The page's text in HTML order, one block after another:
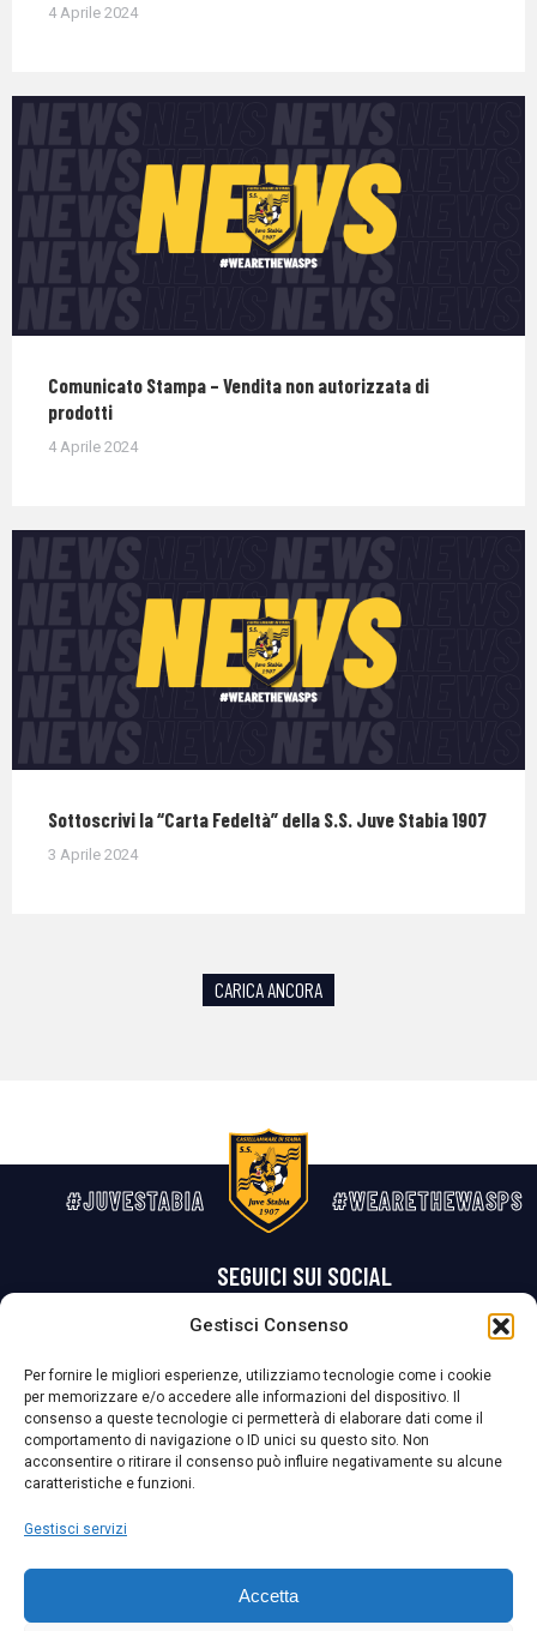
Gestisci Consenso
Per fornire le migliori esperienze, utilizziamo tecnologie come i cookie
per memorizzare e/o accedere alle informazioni del dispositivo. Il
consenso a queste tecnologie ci permetterà di elaborare dati come il
comportamento di navigazione o ID unici su questo sito. Non
acconsentire o ritirare il consenso può influire negativamente su alcune
caratteristiche e funzioni.
Gestisci servizi
Accetta
4 Aprile 2024
Comunicato Stampa – Vendita non autorizzata di
prodotti
4 Aprile 2024
Sottoscrivi la “Carta Fedeltà” della S.S. Juve Stabia 1907
3 Aprile 2024
CARICA ANCORA
#JUVESTABIA #WEARETHEWASPS
SEGUICI SUI SOCIAL
La Società ha nominato il Responsabile della Protezione dei Dati Personali (DPO), figura specializzata che vigila sulle modalità adottate dalla
nostra Società per tutelare i Suoi dati personali.